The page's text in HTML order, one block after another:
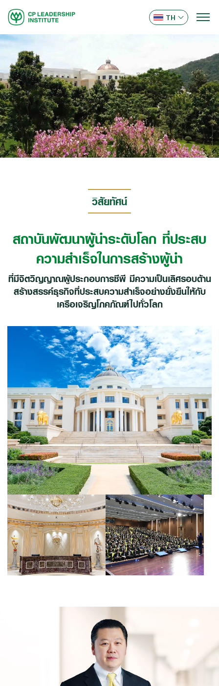
TH
วิสัยทัศน์
สถาบันพัฒนาผู้นำระดับโลก ที่ประสบ
ความสำเร็จในการสร้างผู้นำ
ที่มีจิตวิญญาณผู้ประกอบการซีพี มีความเป็นเลิศรอบด้าน
สร้างสรรค์ธุรกิจที่ประสบความสำเร็จอย่างยั่งยืนให้กับ
เครือเจริญโภคภัณฑ์ไปทั่วโลก